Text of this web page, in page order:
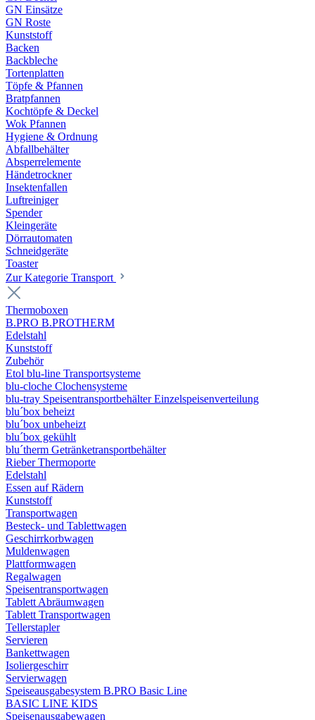
GN Einsätze
GN Roste
Kunststoff
Backen
Backbleche
Tortenplatten
Töpfe & Pfannen
Bratpfannen
Kochtöpfe & Deckel
Wok Pfannen
Hygiene & Ordnung
Abfallbehälter
Absperrelemente
Händetrockner
Insektenfallen
Luftreiniger
Spender
Kleingeräte
Dörrautomaten
Schneidgeräte
Toaster
Zur Kategorie Transport
Thermoboxen
B.PRO B.PROTHERM
Edelstahl
Kunststoff
Zubehör
Etol blu-line Transportsysteme
blu-cloche Clochensysteme
blu-tray Speisentransportbehälter Einzelspeisenverteilung
blu´box beheizt
blu´box unbeheizt
blu´box gekühlt
blu´therm Getränketransportbehälter
Rieber Thermoporte
Edelstahl
Essen auf Rädern
Kunststoff
Transportwagen
Besteck- und Tablettwagen
Geschirrkorbwagen
Muldenwagen
Plattformwagen
Regalwagen
Speisentransportwagen
Tablett Abräumwagen
Tablett Transportwagen
Tellerstapler
Servieren
Bankettwagen
Isoliergeschirr
Servierwagen
Speiseausgabesystem B.PRO Basic Line
BASIC LINE KIDS
Speisenausgabewagen